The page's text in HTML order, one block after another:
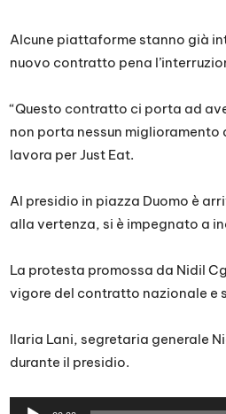
Alcune piattaforme stanno già
nuovo contratto pena
“Questo contratto ci porta ad
non porta nessun miglioramento
lavora per Just Eat.
Al presidio in piazza Duomo è
alla vertenza, si è impegnato a
La protesta promossa da Nidil
vigore del contratto nazionale e
Ilaria Lani, segretaria generale
durante il presidio.